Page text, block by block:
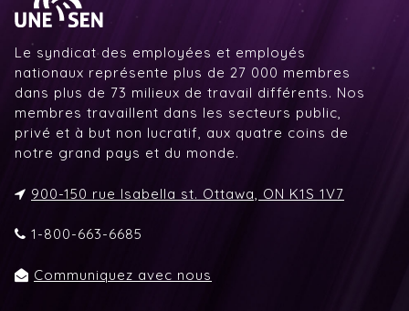
Le syndicat des employées et employés
nationaux représente plus de 27 000 membres
dans plus de 73 milieux de travail différents. Nos
membres travaillent dans les secteurs public,
privé et à but non lucratif, aux quatre coins de
notre grand pays et du monde.
900-150 rue Isabella st. Ottawa, ON K1S 1V7
1-800-663-6685
Communiquez avec nous